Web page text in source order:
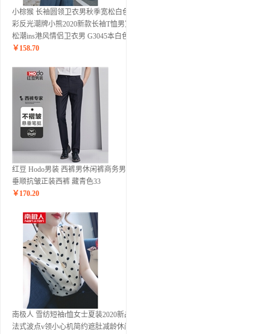
小棕猴 长袖圆领卫衣男秋季宽松白色炫
彩反光潮牌小熊2020新款长袖T恤男宽
松潮ins港风情侣卫衣男 G3045本白色 L
￥ 158.70
红豆 Hodo男装 西裤男休闲裤商务男士
垂顺抗皱正装西裤 藏青色33
￥ 170.20
南极人 雪纺短袖t恤女士夏装2020新品
法式波点v领小心机简约遮肚减龄休闲